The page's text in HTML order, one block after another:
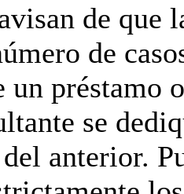
de que
de
un préstamo
se
anterior.